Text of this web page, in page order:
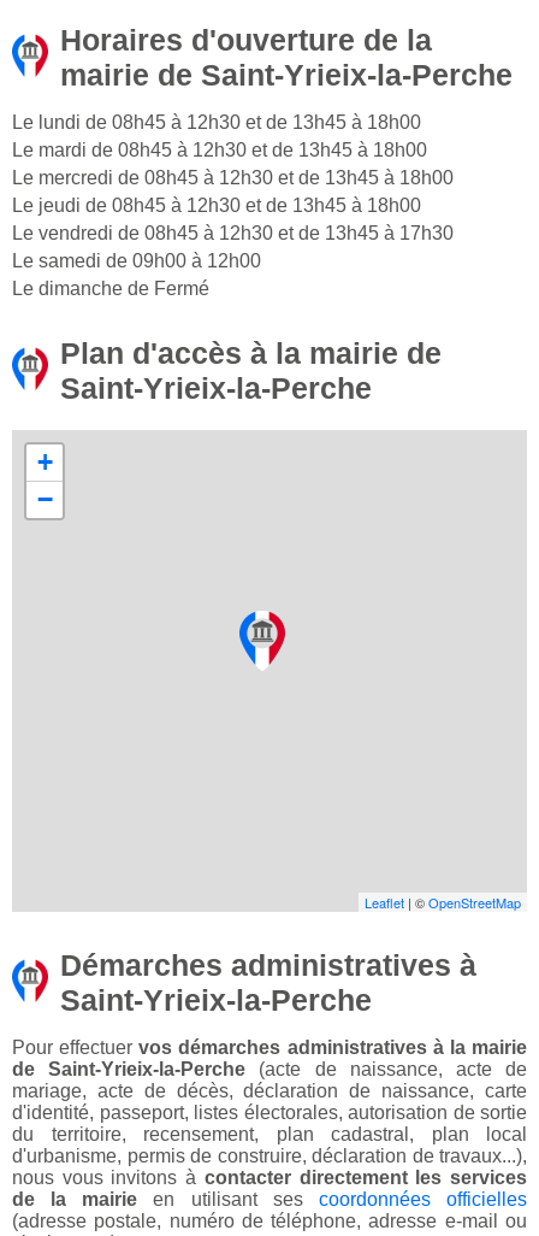
Horaires d'ouverture de la
mairie de Saint-Yrieix-la-Perche
Le lundi de 08h45 à 12h30 et de 13h45 à 18h00
Le mardi de 08h45 à 12h30 et de 13h45 à 18h00
Le mercredi de 08h45 à 12h30 et de 13h45 à 18h00
Le jeudi de 08h45 à 12h30 et de 13h45 à 18h00
Le vendredi de 08h45 à 12h30 et de 13h45 à 17h30
Le samedi de 09h00 à 12h00
Le dimanche de Fermé
Plan d'accès à la mairie de
Saint-Yrieix-la-Perche
+
−
Leaflet | ©OpenStreetMap
Démarches administratives à
Saint-Yrieix-la-Perche
Pour effectuervos démarches administratives à la mairie
de Saint-Yrieix-la-Perche (acte de naissance, acte de
mariage, acte de décès, déclaration de naissance, carte
d'identité, passeport, listes électorales, autorisation de sortie
du territoire, recensement, plan cadastral, plan local
d'urbanisme, permis de construire, déclaration de travaux...),
nous vous invitons à contacter directement les services
de la mairie en utilisant ses coordonnées officielles
(adresse postale, numéro de téléphone, adresse e-mail ou